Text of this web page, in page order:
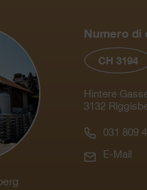
Numero di
CH 3194
Hintere
3132
031 809
E-Mail